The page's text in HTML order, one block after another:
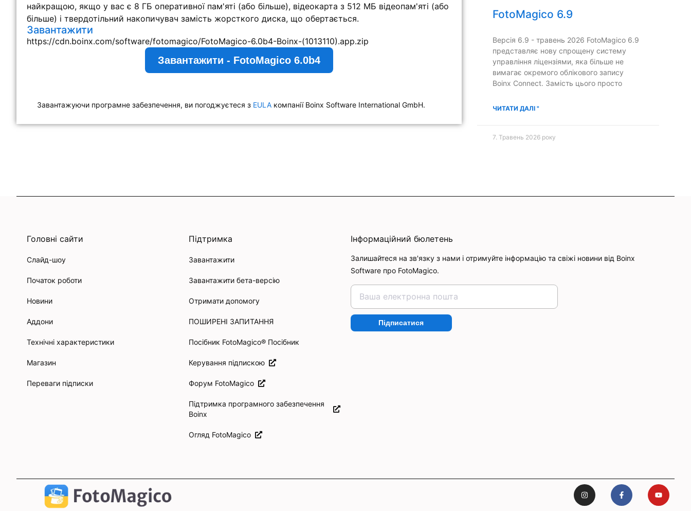
найкращою, якщо у вас є 8 ГБ оперативної пам'яті (або більше), відеокарта з 512 МБ відеопам'яті (або
більше) і твердотільний накопичувач замість жорсткого диска, що обертається.
Завантажити
https://cdn.boinx.com/software/fotomagico/FotoMagico-6.0b4-Boinx-(1013110).app.zip
Завантажити - FotoMagico 6.0b4
Завантажуючи програмне забезпечення, ви погоджуєтеся з EULA компанії Boinx Software International GmbH.
FotoMagico 6.9
Версія 6.9 - травень 2026 FotoMagico 6.9
представляє нову спрощену систему
управління ліцензіями, яка більше не
вимагає окремого облікового запису
Boinx Connect. Замість цього просто
ЧИТАТИ ДАЛІ "
7. Травень 2026 року
Головні сайти
Слайд-шоу
Початок роботи
Новини
Аддони
Технічні характеристики
Магазин
Переваги підписки
Підтримка
Завантажити
Завантажити бета-версію
Отримати допомогу
ПОШИРЕНІ ЗАПИТАННЯ
Посібник FotoMagico® Посібник
Керування підпискою
Форум FotoMagico
Підтримка програмного забезпечення
Boinx
Огляд FotoMagico
Інформаційний бюлетень
Залишайтеся на зв'язку з нами і отримуйте інформацію та свіжі новини від Boinx
Software про FotoMagico.
Підписатися